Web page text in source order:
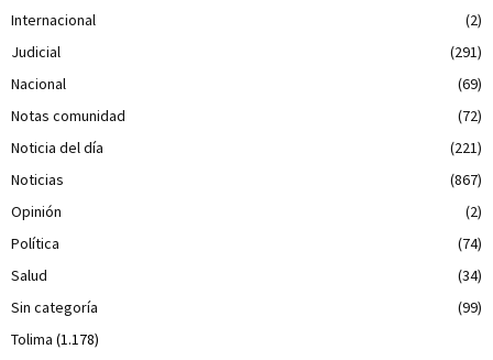
Internacional
(2)
Judicial
(291)
Nacional
(69)
Notas comunidad
(72)
Noticia del día
(221)
Noticias
(867)
Opinión
(2)
Política
(74)
Salud
(34)
Sin categoría
(99)
Tolima (1.178)